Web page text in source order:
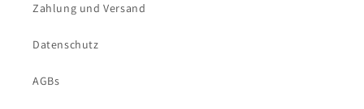
Zahlung und Versand
Datenschutz
AGBs